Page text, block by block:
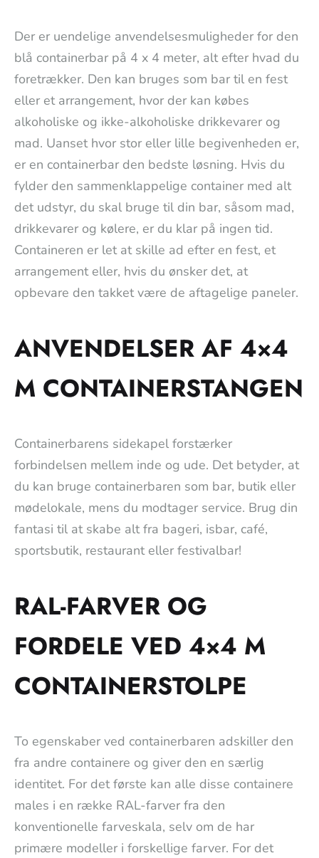
Der er uendelige anvendelsesmuligheder for den
blå containerbar på 4 x 4 meter, alt efter hvad du
foretrækker. Den kan bruges som bar til en fest
eller et arrangement, hvor der kan købes
alkoholiske og ikke-alkoholiske drikkevarer og
mad. Uanset hvor stor eller lille begivenheden er,
er en containerbar den bedste løsning. Hvis du
fylder den sammenklappelige container med alt
det udstyr, du skal bruge til din bar, såsom mad,
drikkevarer og kølere, er du klar på ingen tid.
Containeren er let at skille ad efter en fest, et
arrangement eller, hvis du ønsker det, at
opbevare den takket være de aftagelige paneler.
ANVENDELSER AF 4×4
M CONTAINERSTANGEN
Containerbarens sidekapel forstærker
forbindelsen mellem inde og ude. Det betyder, at
du kan bruge containerbaren som bar, butik eller
mødelokale, mens du modtager service. Brug din
fantasi til at skabe alt fra bageri, isbar, café,
sportsbutik, restaurant eller festivalbar!
RAL-FARVER OG
FORDELE VED 4×4 M
CONTAINERSTOLPE
To egenskaber ved containerbaren adskiller den
fra andre containere og giver den en særlig
identitet. For det første kan alle disse containere
males i en række RAL-farver fra den
konventionelle farveskala, selv om de har
primære modeller i forskellige farver. For det